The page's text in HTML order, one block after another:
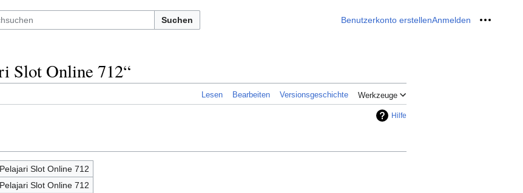
Suchen Benutzerkonto erstellenAnmelden Meine
Slot Online 712“
Lesen Bearbeiten Versionsgeschichte Werkzeuge
Hilfe
Pelajari Slot Online 712
Pelajari Slot Online 712